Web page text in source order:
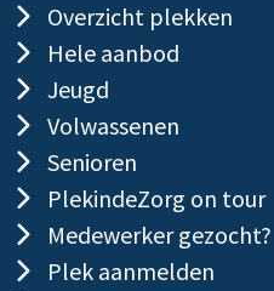
Overzicht plekken
Hele aanbod
Jeugd
Volwassenen
Senioren
PlekindeZorg on tour
Medewerker gezocht?
Plek aanmelden